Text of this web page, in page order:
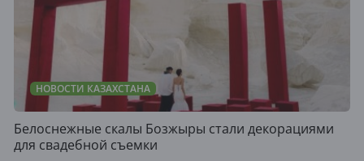
НОВОСТИ КАЗАХСТАНА
Белоснежные скалы Бозжыры стали декорациями
для свадебной съемки